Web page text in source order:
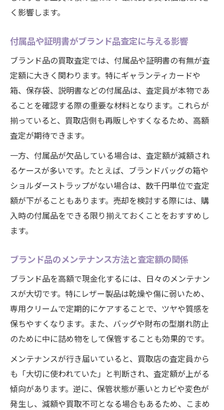
く影響します。
付属品や証明書がブランド品査定に与える影響
ブランド品の買取査定では、付属品や証明書の有無が査
定額に大きく関わります。特にギャランティカードや
箱、保存袋、説明書などの付属品は、査定員が本物であ
ることを確認する際の重要な材料となります。これらが
揃っていると、買取店側も再販しやすくなるため、高額
査定が期待できます。
一方、付属品が欠品している場合は、査定額が減額され
るケースが多いです。たとえば、ブランドバッグの箱や
ショルダーストラップがない場合は、数千円単位で査定
額が下がることもあります。売却を検討する際には、購
入時の付属品をできる限り揃えておくことをおすすめし
ます。
ブランド品のメンテナンス方法と査定額の関係
ブランド品を高額で現金化するには、日々のメンテナン
スが大切です。特にレザー製品は乾燥や傷に弱いため、
専用クリームで定期的にケアすることで、ツヤや質感を
保ちやすくなります。また、バッグや財布の型崩れ防止
のために中に詰め物をして保管することも効果的です。
メンテナンスが行き届いていると、買取店の査定員から
も「大切に使われていた」と判断され、査定額が上がる
傾向があります。逆に、保管状態が悪いとカビや変色が
発生し、減額や買取不可となる場合もあるため、こまめ